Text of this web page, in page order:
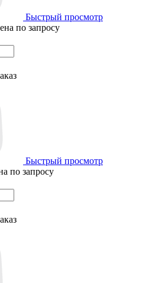
Быстрый просмотр
по запросу
Быстрый просмотр
по запросу